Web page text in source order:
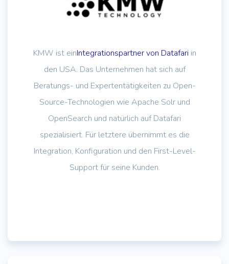
KMW ist einIntegrationspartner von Datafariin
den USA. Das Unternehmen hat sich auf
Beratungs- und Expertentätigkeiten zu Open-
Source-Technologien wie Apache Solr und
OpenSearch und natürlich auf Datafari
spezialisiert. Für letztere übernimmt es die
Integration, Konfiguration und den First-Level-
Support für seine Kunden.